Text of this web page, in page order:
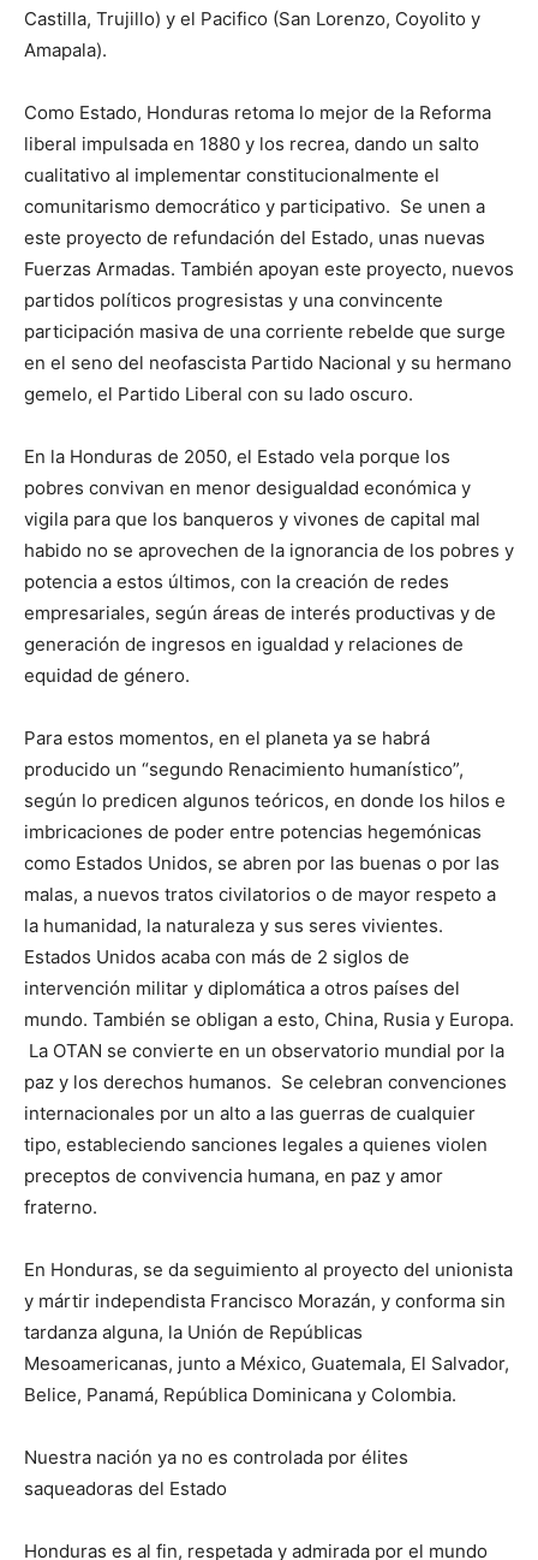
Castilla, Trujillo) y el Pacifico (San Lorenzo, Coyolito y
Amapala).
Como Estado, Honduras retoma lo mejor de la Reforma
liberal impulsada en 1880 y los recrea, dando un salto
cualitativo al implementar constitucionalmente el
comunitarismo democrático y participativo. Se unen a
este proyecto de refundación del Estado, unas nuevas
Fuerzas Armadas. También apoyan este proyecto, nuevos
partidos políticos progresistas y una convincente
participación masiva de una corriente rebelde que surge
en el seno del neofascista Partido Nacional y su hermano
gemelo, el Partido Liberal con su lado oscuro.
En la Honduras de 2050, el Estado vela porque los
pobres convivan en menor desigualdad económica y
vigila para que los banqueros y vivones de capital mal
habido no se aprovechen de la ignorancia de los pobres y
potencia a estos últimos, con la creación de redes
empresariales, según áreas de interés productivas y de
generación de ingresos en igualdad y relaciones de
equidad de género.
Para estos momentos, en el planeta ya se habrá
producido un “segundo Renacimiento humanístico”,
según lo predicen algunos teóricos, en donde los hilos e
imbricaciones de poder entre potencias hegemónicas
como Estados Unidos, se abren por las buenas o por las
malas, a nuevos tratos civilatorios o de mayor respeto a
la humanidad, la naturaleza y sus seres vivientes.
Estados Unidos acaba con más de 2 siglos de
intervención militar y diplomática a otros países del
mundo. También se obligan a esto, China, Rusia y Europa.
La OTAN se convierte en un observatorio mundial por la
paz y los derechos humanos. Se celebran convenciones
internacionales por un alto a las guerras de cualquier
tipo, estableciendo sanciones legales a quienes violen
preceptos de convivencia humana, en paz y amor
fraterno.
En Honduras, se da seguimiento al proyecto del unionista
y mártir independista Francisco Morazán, y conforma sin
tardanza alguna, la Unión de Repúblicas
Mesoamericanas, junto a México, Guatemala, El Salvador,
Belice, Panamá, República Dominicana y Colombia.
Nuestra nación ya no es controlada por élites
saqueadoras del Estado
Honduras es al fin, respetada y admirada por el mundo